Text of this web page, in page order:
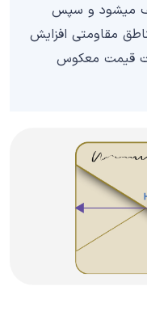
میشود و سپس
مقاومتی افزایش
قیمت معکوس